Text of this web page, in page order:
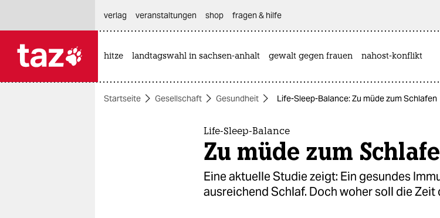
themen
verlag
veranstaltungen shop fragen & hilfe
hitze landtagswahl in sachsen-anhalt gewalt gegen frauen nahost-konflikt
Startseite Gesellschaft Gesundheit Life-Sleep-Balance: Zu müde zum Schlafen
Life-Sleep-Balance
Zu müde zum
Eine aktuelle Studie zeigt: Ein gesundes
ausreichend Schlaf. Doch woher soll die Zeit